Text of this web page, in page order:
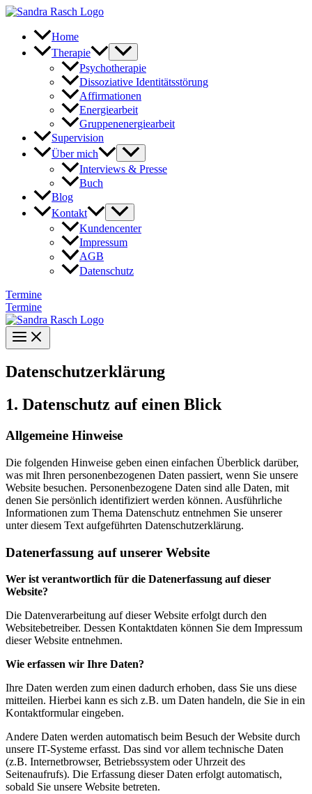
Zum
springen
Home
Therapie
Psychotherapie
Dissoziative Identitätsstörung
Affirmationen
Energiearbeit
Gruppenenergiearbeit
Supervision
Über mich
Interviews & Presse
Buch
Blog
Kontakt
Kundencenter
Impressum
AGB
Datenschutz
Termine
Termine
Datenschutzerklärung
1. Datenschutz auf einen Blick
Allgemeine Hinweise
Die folgenden Hinweise geben einen einfachen Überblick darüber,
was mit Ihren personenbezogenen Daten passiert, wenn Sie unsere
Website besuchen. Personenbezogene Daten sind alle Daten, mit
denen Sie persönlich identifiziert werden können. Ausführliche
Informationen zum Thema Datenschutz entnehmen Sie unserer
unter diesem Text aufgeführten Datenschutzerklärung.
Datenerfassung auf unserer Website
Wer ist verantwortlich für die Datenerfassung auf dieser
Website?
Die Datenverarbeitung auf dieser Website erfolgt durch den
Websitebetreiber. Dessen Kontaktdaten können Sie dem Impressum
dieser Website entnehmen.
Wie erfassen wir Ihre Daten?
Ihre Daten werden zum einen dadurch erhoben, dass Sie uns diese
mitteilen. Hierbei kann es sich z.B. um Daten handeln, die Sie in ein
Kontaktformular eingeben.
Andere Daten werden automatisch beim Besuch der Website durch
unsere IT-Systeme erfasst. Das sind vor allem technische Daten
(z.B. Internetbrowser, Betriebssystem oder Uhrzeit des
Seitenaufrufs). Die Erfassung dieser Daten erfolgt automatisch,
sobald Sie unsere Website betreten.